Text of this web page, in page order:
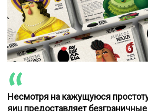
Несмотря на кажущуюся
яиц предоставляет